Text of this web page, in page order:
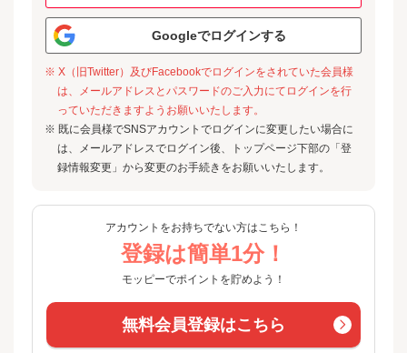
Googleでログインする
※ X（旧Twitter）及びFacebookでログインをされていた会員様
は、メールアドレスとパスワードのご入力にてログインを行
っていただきますようお願いいたします。
※ 既に会員様でSNSアカウントでログインに変更したい場合に
は、メールアドレスでログイン後、トップページ下部の「登
録情報変更」から変更のお手続きをお願いいたします。
アカウントをお持ちでない方はこちら！
登録は簡単1分！
モッピーでポイントを貯めよう！
無料会員登録はこちら